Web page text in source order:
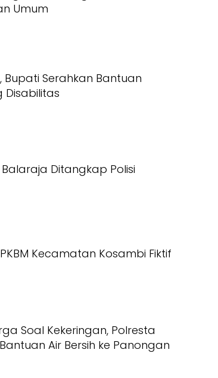
Umum
Serahkan Bantuan
Balaraja Ditangkap Polisi
Kecamatan Kosambi Fiktif
Soal Kekeringan, Polresta
Air Bersih ke Panongan